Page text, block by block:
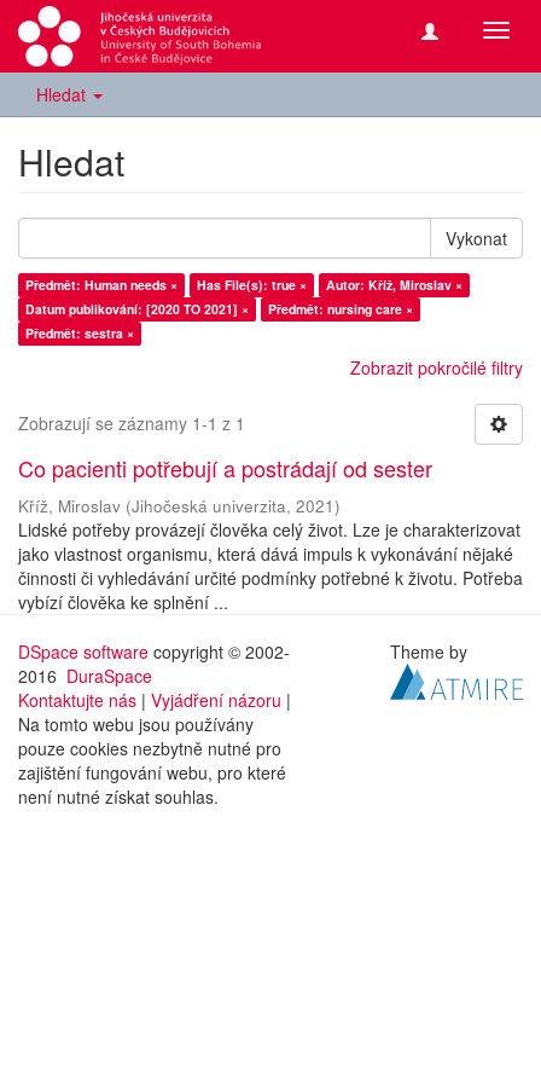
Hledat
Hledat
Vykonat
Předmět: Human needs × Has File(s): true ×
Autor: Kříž, Miroslav ×
Datum publikování: [2020 TO 2021] ×
Předmět: nursing care ×
Předmět: sestra ×
Zobrazit pokročilé filtry
Zobrazují se záznamy 1-1 z 1
Co pacienti potřebují a postrádají od sester
Kříž, Miroslav (Jihočeská univerzita, 2021)
Lidské potřeby provázejí člověka celý život. Lze je charakterizovat
jako vlastnost organismu, která dává impuls k vykonávání nějaké
činnosti či vyhledávání určité podmínky potřebné k životu. Potřeba
vybízí člověka ke splnění ...
DSpace software copyright © 2002-
2016 DuraSpace
Kontaktujte nás | Vyjádření názoru |
Na tomto webu jsou používány
pouze cookies nezbytně nutné pro
zajištění fungování webu, pro které
není nutné získat souhlas.
Theme by